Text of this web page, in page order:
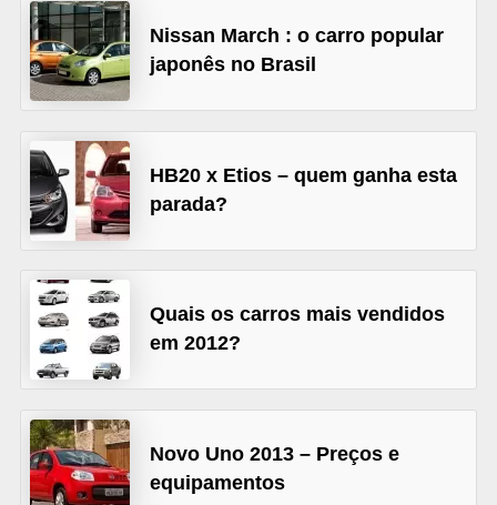
Nissan March : o carro popular
japonês no Brasil
HB20 x Etios – quem ganha esta
parada?
Quais os carros mais vendidos
em 2012?
Novo Uno 2013 – Preços e
equipamentos
c
u
l
s
B
i
i
c
l
t
a
s